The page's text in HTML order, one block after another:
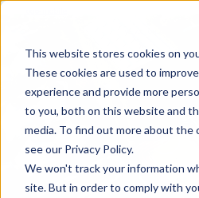
This website stores cookies on
These cookies are used to
experience and provide more
to you, both on this website and
media. To find out more about the
see our Privacy Policy.
We won't track your information
site. But in order to comply with